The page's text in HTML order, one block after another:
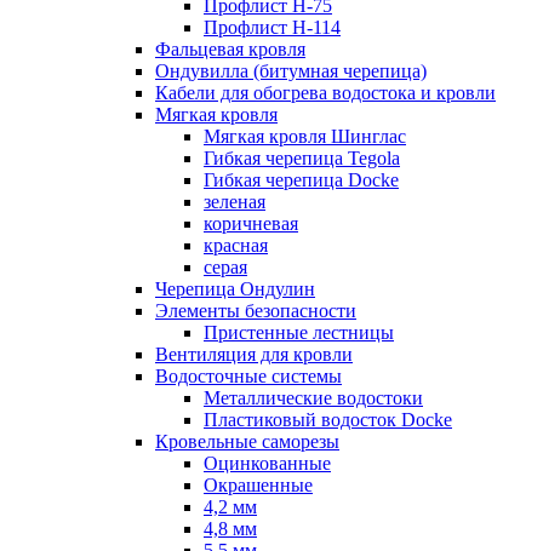
Профлист Н-75
Профлист H-114
Фальцевая кровля
Ондувилла (битумная черепица)
Кабели для обогрева водостока и кровли
Мягкая кровля
Мягкая кровля Шинглас
Гибкая черепица Tegola
Гибкая черепица Docke
зеленая
коричневая
красная
серая
Черепица Ондулин
Элементы безопасности
Пристенные лестницы
Вентиляция для кровли
Водосточные системы
Металлические водостоки
Пластиковый водосток Docke
Кровельные саморезы
Оцинкованные
Окрашенные
4,2 мм
4,8 мм